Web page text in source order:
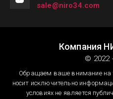
sale@niro34.com
Компания
© 2022
Обращаем ваше внимание на
носит исключительно
условиях не является